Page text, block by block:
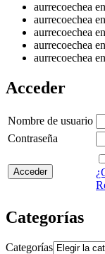
aurrecoechea en
aurrecoechea en
aurrecoechea en
aurrecoechea en
aurrecoechea en
Acceder
Nombre de usuario
Contraseña
Categorías
Categorías